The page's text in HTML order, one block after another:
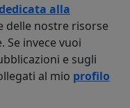
alla
delle nostre risorse
Se invece vuoi
e sugli
al mio profilo